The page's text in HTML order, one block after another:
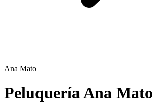
Ana Mato
Peluquería Ana Mato